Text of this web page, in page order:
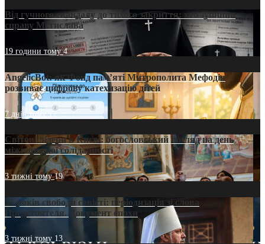
Від гучного скандалу до тихого закриття: хто зупинив
справу Мстислава
19 години тому4
AngelicBot: як Фонд пам’яті Митрополита Мефодія
розвиває цифрову катехизацію дітей
7 днів тому12
Світові лідери в Києві: богословський погляд на день
міжнародної солідарності
3 тижні тому19
35 років свободи совісті: періодизація зі слова
Предстоятеля. Документ епохи
3 тижні тому 13